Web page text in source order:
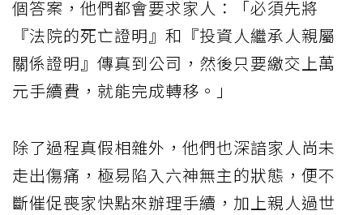
個答案，他們都會要求家人：「必須先將
『法院的死亡證明』和『投資人繼承人親屬
關係證明』傳真到公司，然後只要繳交上萬
元手續費，就能完成轉移。」
除了過程真假相雜外，他們也深諳家人尚未
走出傷痛，極易陷入六神無主的狀態，便不
斷催促喪家快點來辦理手續，加上親人過世